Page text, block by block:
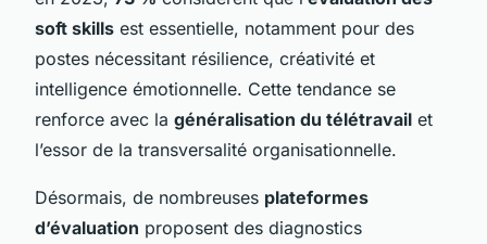
soft skills est essentielle, notamment pour des
postes nécessitant résilience, créativité et
intelligence émotionnelle. Cette tendance se
renforce avec la généralisation du télétravail et
l’essor de la transversalité organisationnelle.
Désormais, de nombreuses plateformes
d’évaluation proposent des diagnostics